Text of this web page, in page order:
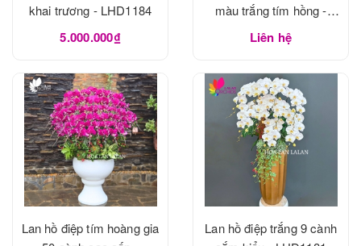
khai trương - LHD1184
5.000.000₫
màu trắng tím hồng -
LHD1183
Liên hệ
Lan hồ điệp tím hoàng gia
Lan hồ điệp trắng 9 cành